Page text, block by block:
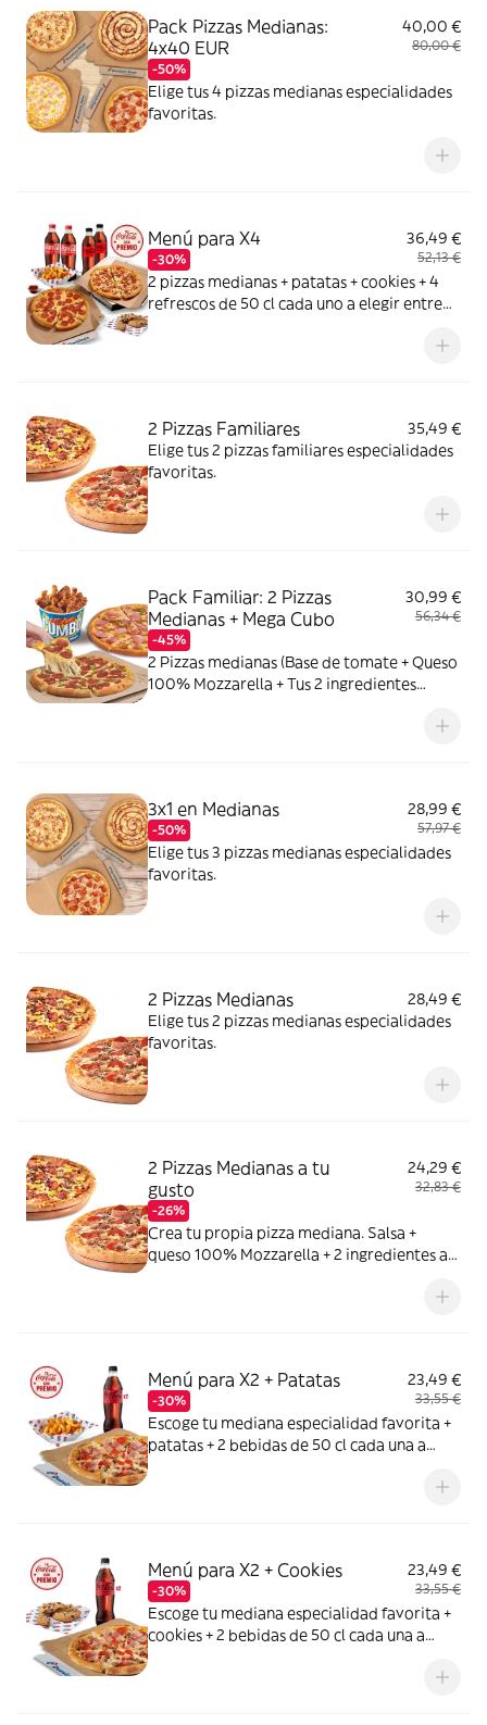
Pack Pizzas Medianas:
4x40 EUR
-50%
40,00 €
80,00 €
Elige tus 4 pizzas medianas especialidades
favoritas.
Menú para X4
-30%
36,49 €
52,13 €
2 pizzas medianas + patatas + cookies + 4
refrescos de 50 cl cada uno a elegir entre
naranja, Fuze tea o Aquarius de limón. Tu
2 Pizzas Familiares
35,49 €
Elige tus 2 pizzas familiares especialidades
favoritas.
Pack Familiar: 2 Pizzas
Medianas + Mega Cubo
-45%
30,99 €
56,34 €
2 Pizzas medianas (Base de tomate + Queso
100% Mozzarella + Tus 2 ingredientes
unidades: 5 piezas de Strippers, 6 piezas de
3x1 en Medianas
-50%
28,99 €
57,97 €
Elige tus 3 pizzas medianas especialidades
favoritas.
2 Pizzas Medianas
28,49 €
Elige tus 2 pizzas medianas especialidades
favoritas.
2 Pizzas Medianas a tu
gusto
-26%
24,29 €
32,83 €
Crea tu propia pizza mediana. Salsa +
queso 100% Mozzarella + 2 ingredientes a
Menú para X2 + Patatas
-30%
23,49 €
33,55 €
Escoge tu mediana especialidad favorita +
patatas + 2 bebidas de 50 cl cada una a
Fanta de naranja, Fuze tea o Aquarius de
Menú para X2 + Cookies
-30%
23,49 €
33,55 €
Escoge tu mediana especialidad favorita +
cookies + 2 bebidas de 50 cl cada una a
Fanta de naranja, Fuze tea o Aquarius de